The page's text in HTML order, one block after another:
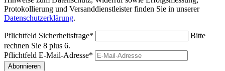
Protokollierung und Versanddienstleister finden Sie in unserer
Datenschutzerklärung.
Pflichtfeld Sicherheitsfrage*
Bitte
rechnen Sie 8 plus 6.
Pflichtfeld E-Mail-Adresse*
Abonnieren